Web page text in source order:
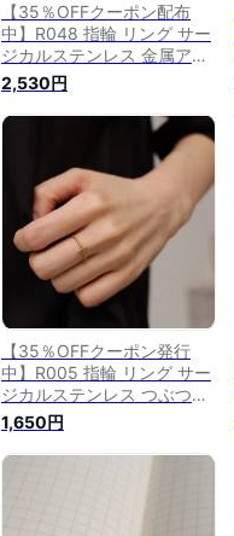
【35％OFFクーポン配布
中】R048 指輪 リング サー
ジカルステンレス 金属アレ
ルギー対応 ぷっくり ウェー
ブ 高級感 シンプル おしゃ
れ 付けっぱなし 錆びない
レディース 女性 ギフト プ
レゼント ゴールド シルバー
重ね付け デイリー 上品 大
2,530円
【35％OFFクーポン発行
中】R005 指輪 リング サー
ジカルステンレス つぶつぶ
クロス ステンレス316L ゴ
ールド 華奢 高見え 上品 カ
ジュアル おしゃれ シンプル
金属アレルギー対応 女性 レ
ディース 付けっぱなし ギフ
ト プレゼント accessory
1,650円